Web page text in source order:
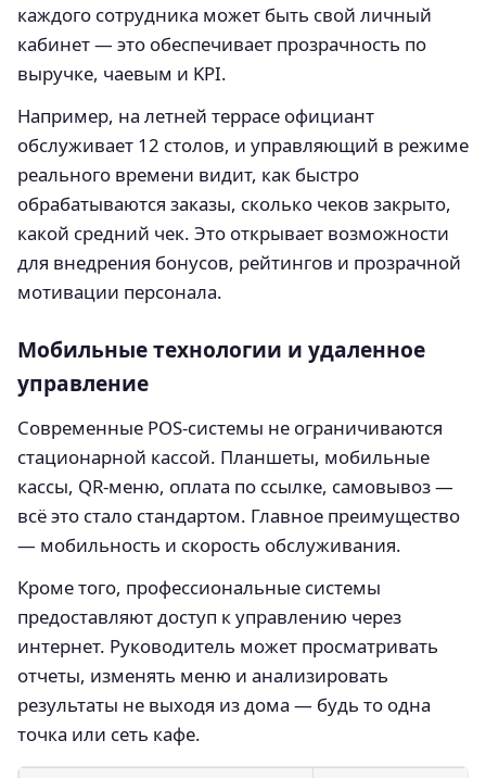
каждого сотрудника может быть свой личный
кабинет — это обеспечивает прозрачность по
выручке, чаевым и KPI.
Например, на летней террасе официант
обслуживает 12 столов, и управляющий в режиме
реального времени видит, как быстро
обрабатываются заказы, сколько чеков закрыто,
какой средний чек. Это открывает возможности
для внедрения бонусов, рейтингов и прозрачной
мотивации персонала.
Мобильные технологии и удаленное
управление
Современные POS-системы не ограничиваются
стационарной кассой. Планшеты, мобильные
кассы, QR-меню, оплата по ссылке, самовывоз —
всё это стало стандартом. Главное преимущество
— мобильность и скорость обслуживания.
Кроме того, профессиональные системы
предоставляют доступ к управлению через
интернет. Руководитель может просматривать
отчеты, изменять меню и анализировать
результаты не выходя из дома — будь то одна
точка или сеть кафе.